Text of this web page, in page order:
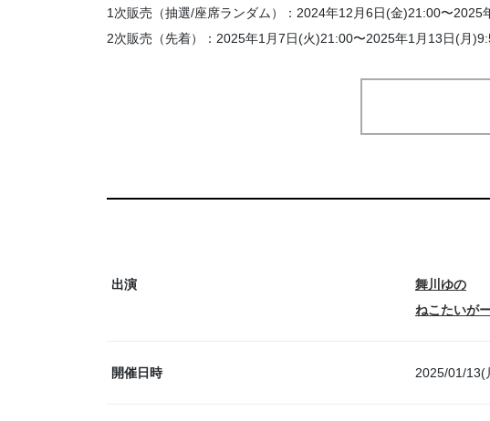
1次販売（抽選/座席ランダム）：2024年12月6日(金)21:00〜2025
2次販売（先着）：2025年1月7日(火)21:00〜2025年1月13日(月
出演
舞川ゆの
ねこたいが
開催日時 2025/01/13(